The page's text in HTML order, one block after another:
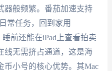
器般频繁。番茄加速支持
常任务，回到家用
前还能在iPad上查看拍卖
线无需挤占通道，这是海
币小号的核心优势。其Mac